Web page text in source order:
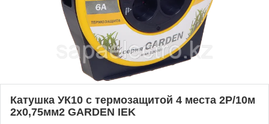
Катушка УК10 с термозащитой 4 места 2P/10м
2х0,75мм2 GARDEN IEK